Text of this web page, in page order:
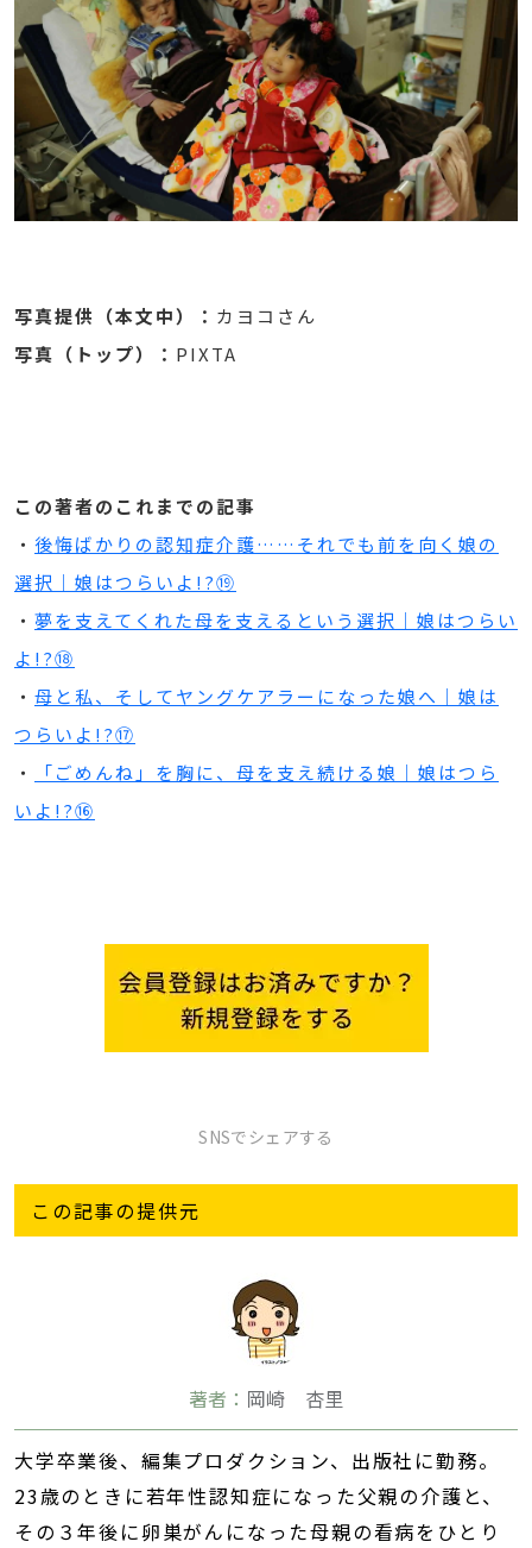
写真提供（本文中）： カヨコさん
写真（トップ）： PIXTA
この著者のこれまでの記事
・ 後悔ばかりの認知症介護……それでも前を向く娘の
選択｜娘はつらいよ!?⑲
・ 夢を支えてくれた母を支えるという選択｜娘はつらい
よ!?⑱
・ 母と私、そしてヤングケアラーになった娘へ｜娘は
つらいよ!?⑰
・
「ごめんね」を胸に、母を支え続ける娘｜娘はつら
いよ!?⑯
SNSでシェアする
この記事の提供元
著者： 岡崎 杏里
大学卒業後、編集プロダクション、出版社に勤務。
23歳のときに若年性認知症になった父親の介護と、
その３年後に卵巣がんになった母親の看病をひとり